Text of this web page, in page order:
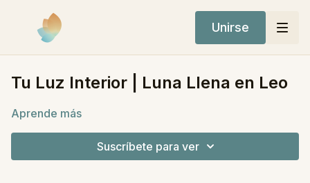
Unirse
Tu Luz Interior | Luna Llena en Leo
Aprende más
Suscríbete para ver